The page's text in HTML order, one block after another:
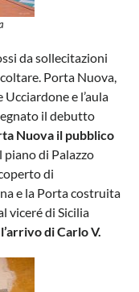
da sollecitazioni
Porta Nuova,
e l’aula
il debutto
Nuova il pubblico
piano di Palazzo
di
e la Portacostruita
viceré di Sicilia
di Carlo V.